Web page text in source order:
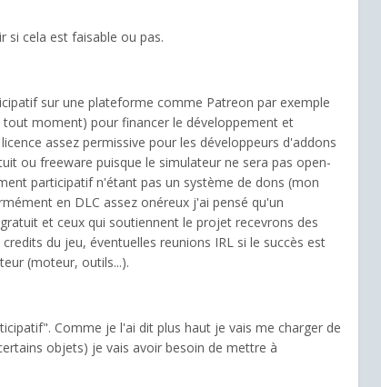
cela est faisable ou pas.
sur une plateforme comme Patreon par exemple
moment) pour financer le développement et
assez permissive pour les développeurs d'addons
ou freeware puisque le simulateur ne sera pas open-
participatif n'étant pas un système de dons (mon
en DLC assez onéreux j'ai pensé qu'un
et ceux qui soutiennent le projet recevrons des
du jeu, éventuelles reunions IRL si le succès est
(moteur, outils...).
Comme je l'ai dit plus haut je vais me charger de
objets) je vais avoir besoin de mettre à